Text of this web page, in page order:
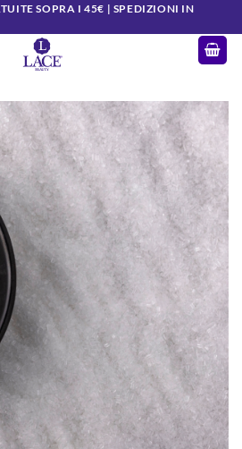
SOPRA I 45€ | SPEDIZIONI IN